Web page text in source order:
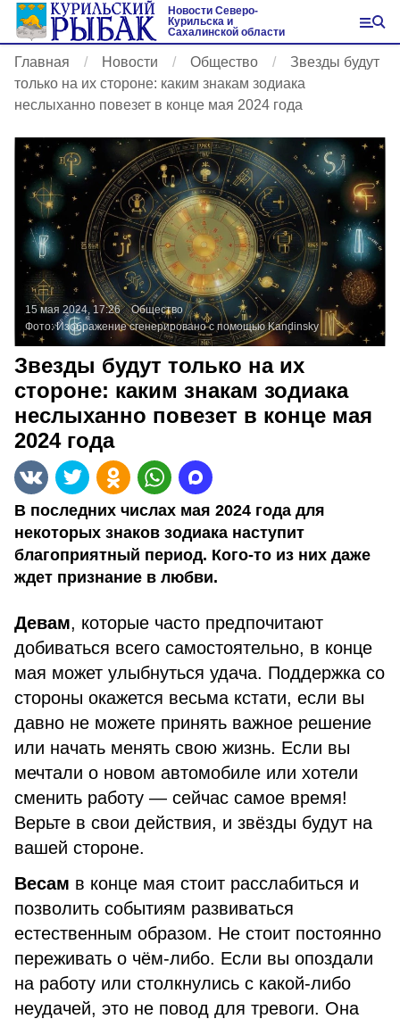
Новости Северо-
Курильска и
Сахалинской области
Главная Новости Общество
Звезды будут
только на их стороне: каким знакам зодиака
неслыханно повезет в конце мая 2024 года
15 мая 2024, 17:26
Общество
Фото:Изображение сгенерировано с помощью Kandinsky
Звезды будут только на их
стороне: каким знакам зодиака
неслыханно повезет в конце мая
2024 года
В последних числах мая 2024 года для
некоторых знаков зодиака наступит
благоприятный период. Кого-то из них даже
ждет признание в любви.
Девам, которые часто предпочитают
добиваться всего самостоятельно, в конце
мая может улыбнуться удача. Поддержка со
стороны окажется весьма кстати, если вы
давно не можете принять важное решение
или начать менять свою жизнь. Если вы
мечтали о новом автомобиле или хотели
сменить работу — сейчас самое время!
Верьте в свои действия, и звёзды будут на
вашей стороне.
Весам в конце мая стоит расслабиться и
позволить событиям развиваться
естественным образом. Не стоит постоянно
переживать о чём-либо. Если вы опоздали
на работу или столкнулись с какой-либо
неудачей, это не повод для тревоги. Она